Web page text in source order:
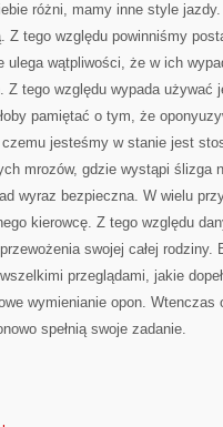
różni, mamy inne style
Z tego względu powinniśmy
ulega wątpliwości, że w ich
Z tego względu wypada używać
pamiętać o tym, że
czemu jesteśmy w stanie jest
mrozów, gdzie wystąpi ślizga
wyraz bezpieczna. W wielu
kierowcę. Z tego względu
swojej całej rodziny.
przeglądami, jakie
wymienianie opon. Wtenczas
spełnią swoje zadanie.